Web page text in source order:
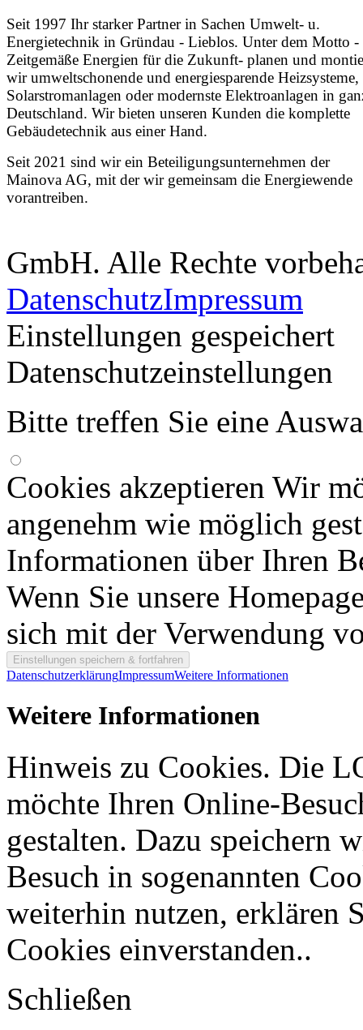
Seit 1997 Ihr starker Partner in Sachen Umwelt- u.
Energietechnik in Gründau - Lieblos. Unter dem Motto -
Zeitgemäße Energien für die Zukunft- planen und
wir umweltschonende und energiesparende Heizsysteme,
Solarstromanlagen oder modernste Elektroanlagen in
Deutschland. Wir bieten unseren Kunden die komplette
Gebäudetechnik aus einer Hand.
Seit 2021 sind wir ein Beteiligungsunternehmen der
Mainova AG, mit der wir gemeinsam die Energiewende
vorantreiben.
GmbH. Alle Rechte
DatenschutzImpressum
Einstellungen gespeichert
Datenschutzeinstellungen
Bitte treffen Sie eine
Cookies akzeptieren Wir
angenehm wie möglich
Informationen über Ihren
Wenn Sie unsere
sich mit der Verwendung
DatenschutzerklärungImpressumWeitere Informationen
Weitere Informationen
Hinweis zu Cookies. Die
möchte Ihren Online-
gestalten. Dazu speichern
Besuch in sogenannten
weiterhin nutzen, erklären
Cookies einverstanden..
Schließen